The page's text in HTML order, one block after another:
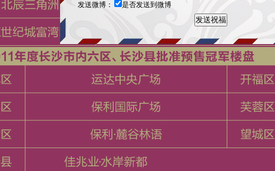
发送微博： 是否发送到微博